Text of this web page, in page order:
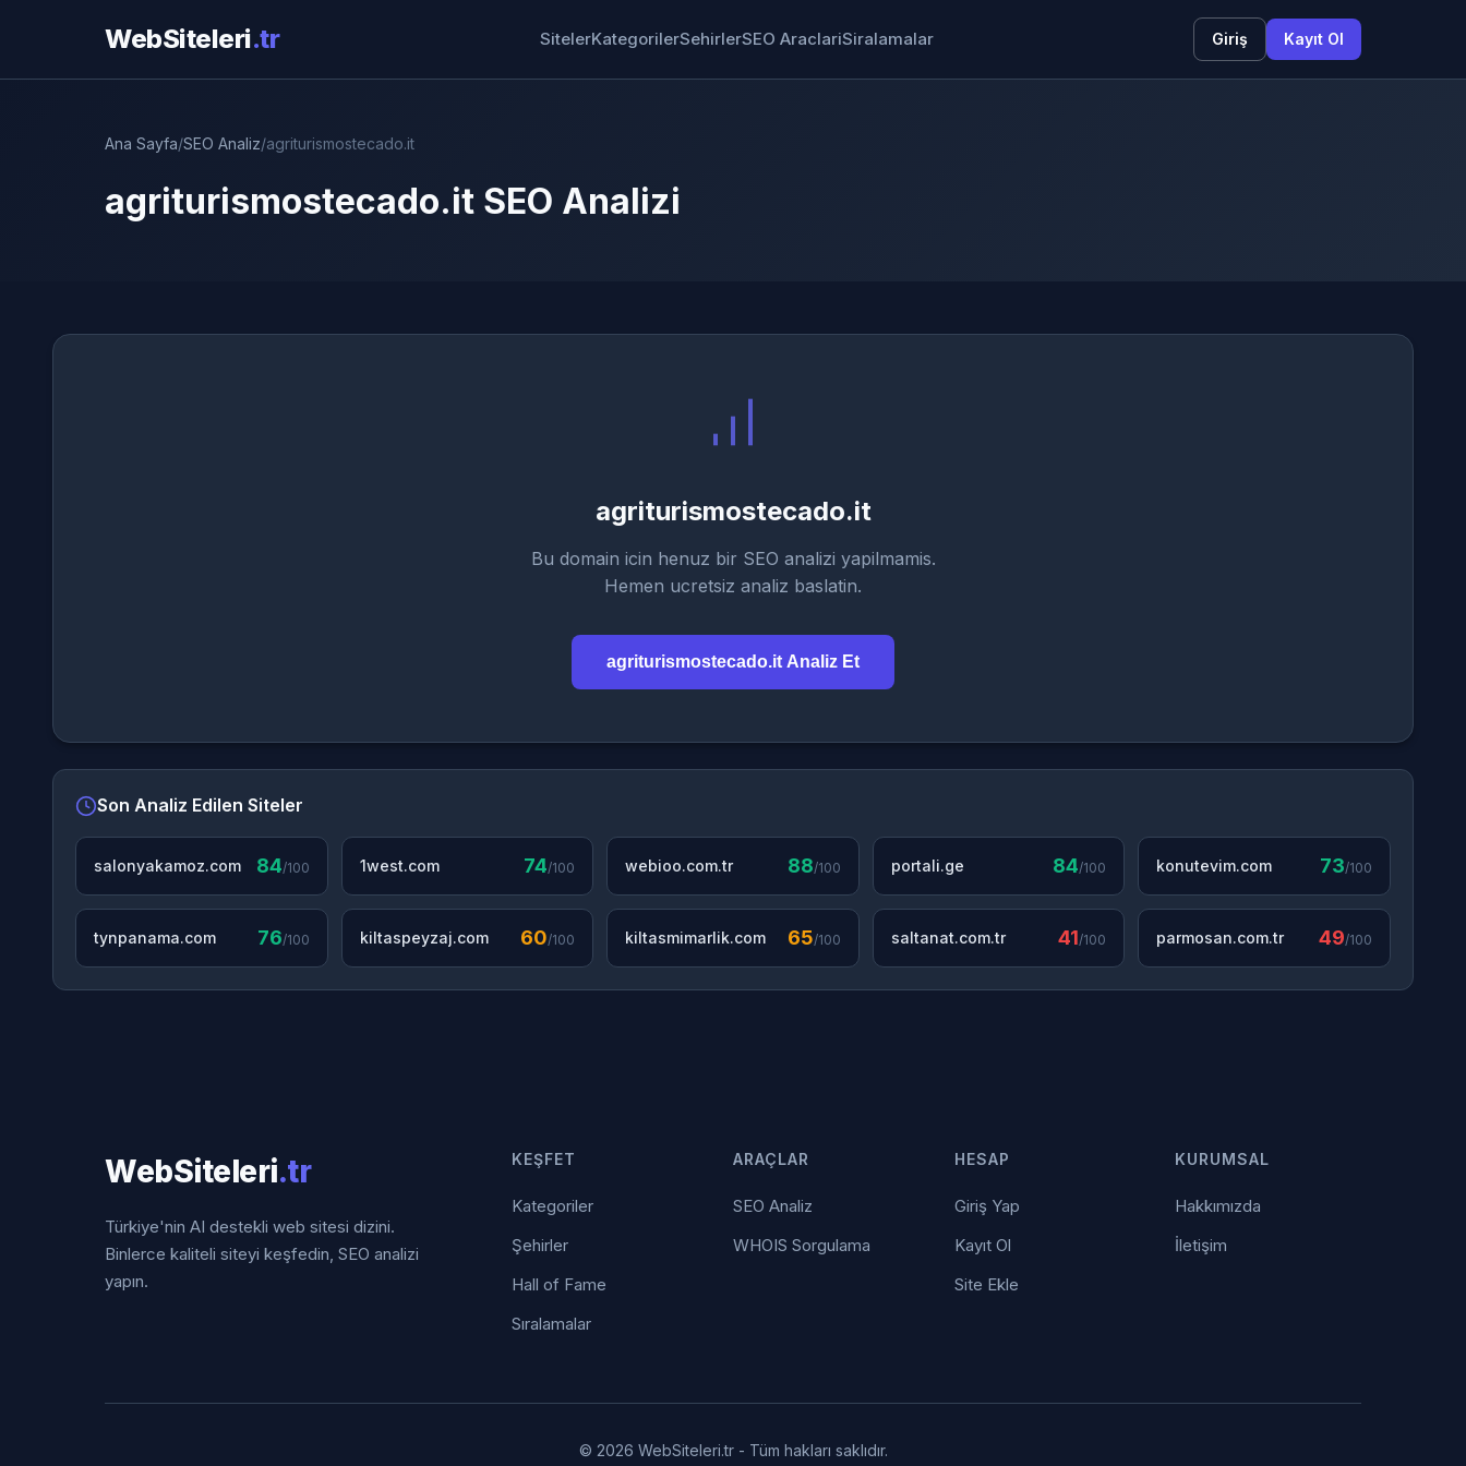
WebSiteleri.tr SitelerKategorilerSehirlerSEO AraclariSiralamalar Giriş Kayıt Ol
Ana Sayfa/SEO Analiz/agriturismostecado.it
agriturismostecado.it SEO Analizi
agriturismostecado.it
Bu domain icin henuz bir SEO analizi yapilmamis.
Hemen ucretsiz analiz baslatin.
agriturismostecado.it Analiz Et
Son Analiz Edilen Siteler
salonyakamoz.com 84/100 1west.com 74/100 webioo.com.tr 88/100 portali.ge 84/100 konutevim.com 73/100
tynpanama.com 76/100 kiltaspeyzaj.com 60/100 kiltasmimarlik.com 65/100 saltanat.com.tr 41/100 parmosan.com.tr 49/100
WebSiteleri.tr
Türkiye'nin AI destekli web sitesi dizini.
Binlerce kaliteli siteyi keşfedin, SEO analizi
yapın.
KEŞFET
Kategoriler
Şehirler
Hall of Fame
Sıralamalar
ARAÇLAR
SEO Analiz
WHOIS Sorgulama
HESAP
Giriş Yap
Kayıt Ol
Site Ekle
KURUMSAL
Hakkımızda
İletişim
© 2026 WebSiteleri.tr - Tüm hakları saklıdır.